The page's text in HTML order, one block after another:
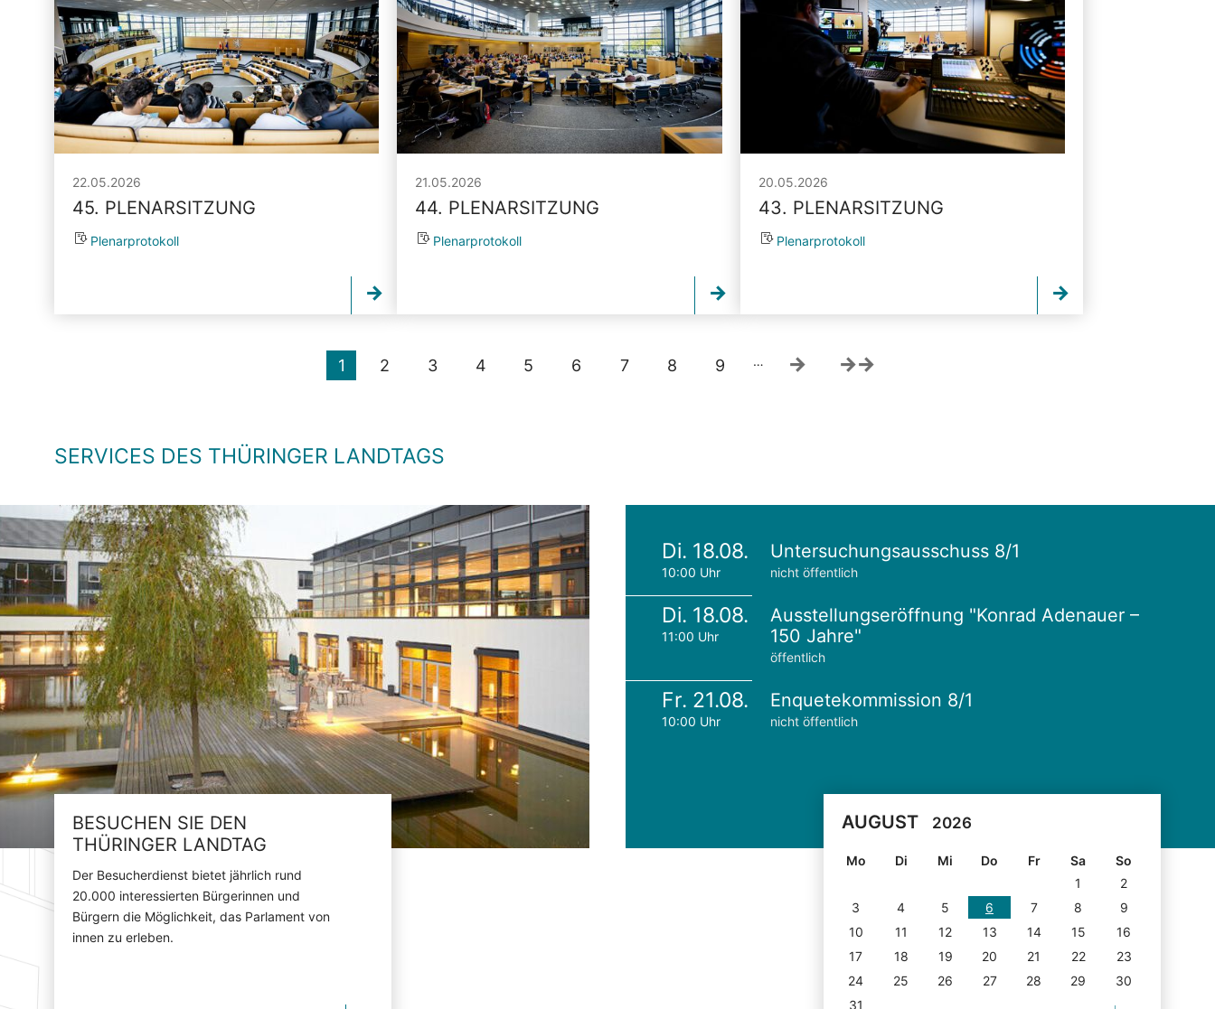
22.05.2026
45. PLENARSITZUNG
Plenarprotokoll
21.05.2026
44. PLENARSITZUNG
Plenarprotokoll
20.05.2026
43. PLENARSITZUNG
Plenarprotokoll
1 2 3 4 5 6 7 8 9 …
SERVICES DES THÜRINGER LANDTAGS
BESUCHEN SIE DEN
THÜRINGER LANDTAG
Der Besucherdienst bietet jährlich rund
20.000 interessierten Bürgerinnen und
Bürgern die Möglichkeit, das Parlament von
innen zu erleben.
Di. 18.08.
10:00 Uhr
Untersuchungsausschuss 8/1
nicht öffentlich
Di. 18.08.
11:00 Uhr
Ausstellungseröffnung "Konrad Adenauer –
150 Jahre"
öffentlich
Fr. 21.08.
10:00 Uhr
Enquetekommission 8/1
nicht öffentlich
AUGUST 2026
Mo Di Mi Do Fr Sa
So
1
2
3
4 5 6 7 8
9
10
11 12 13 14 15
16
17
18 19 20 21 22
23
24
25 26 27 28 29
30
31